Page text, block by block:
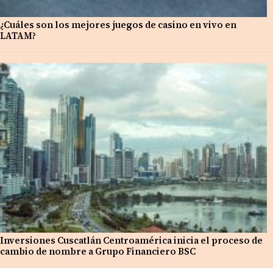
¿Cuáles son los mejores juegos de casino en vivo en
LATAM?
Inversiones Cuscatlán Centroamérica inicia el proceso de
cambio de nombre a Grupo Financiero BSC